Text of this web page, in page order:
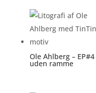
Ole Ahlberg – EP#4
uden ramme